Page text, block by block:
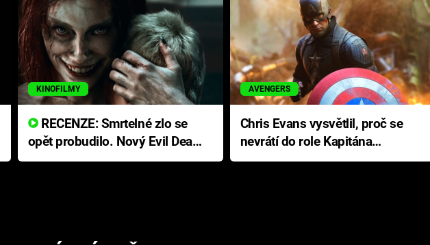
KINOFILMY
RECENZE: Smrtelné zlo se
opět probudilo. Nový Evil Dead
přichází s neodolatelnou
AVENGERS
Chris Evans vysvětlil, proč se
nevrátí do role Kapitána
Ameriky